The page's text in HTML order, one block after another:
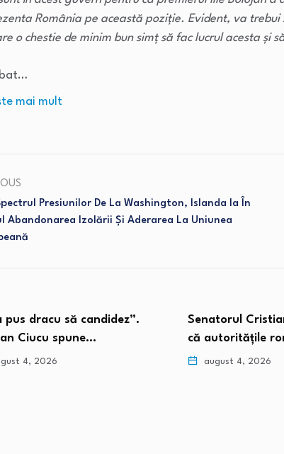
România pe această poziţie. Evident, va trebui
o chestie de minim bun simţ să fac lucrul acesta şi
mai mult
Presiunilor De La Washington, Islanda Ia În
Abandonarea Izolării Și Aderarea La Uniunea
Senatorul Cristian Ghinea susține
că autoritățile române ar…
august 4, 2026